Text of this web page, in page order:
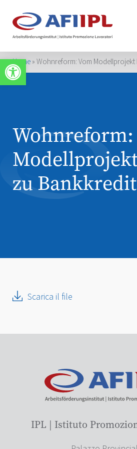
Apri la barra degli strumenti
Home»Wohnreform: Vom
Wohnreform:
zu
Scarica il file
IPL | Istituto